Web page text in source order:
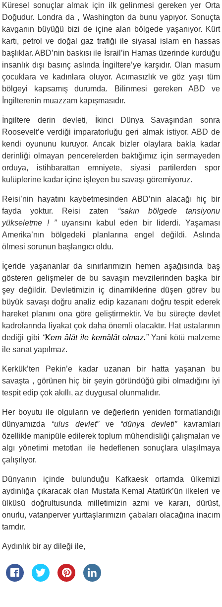
Küresel sonuçlar almak için ilk gelinmesi gereken yer Orta
Doğudur. Londra da , Washington da bunu yapıyor. Sonuçta
kavganın büyüğü bizi de içine alan bölgede yaşanıyor. Kürt
kartı, petrol ve doğal gaz trafiği ile siyasal islam en hassas
başlıklar. ABD’nin baskısı ile İsrail’in Hamas üzerinde kurduğu
insanlık dışı basınç aslında İngiltere’ye karşıdır. Olan masum
çocuklara ve kadınlara oluyor. Acımasızlık ve göz yaşı tüm
bölgeyi kapsamış durumda. Bilinmesi gereken ABD ve
İngilterenin muazzam kapışmasıdır.
İngiltere derin devleti, İkinci Dünya Savaşından sonra
Roosevelt’e verdiği imparatorluğu geri almak istiyor. ABD de
kendi oyununu kuruyor. Ancak bizler olaylara bakla kadar
derinliği olmayan pencerelerden baktığımız için sermayeden
orduya, istihbarattan emniyete, siyasi partilerden spor
kulüplerine kadar içine işleyen bu savaşı göremiyoruz.
Reisi’nin hayatını kaybetmesinden ABD’nin alacağı hiç bir
fayda yoktur. Reisi zaten “sakın bölgede tansiyonu
yükseletme ! ”uyarısını kabul eden bir liderdi. Yaşaması
Amerika’nın bölgedeki planlarına engel değildi. Aslında
ölmesi sorunun başlangıcı oldu.
İçeride yaşananlar da sınırlarımızın hemen aşağısında baş
gösteren gelişmeler de bu savaşın mevzilerinden başka bir
şey değildir. Devletimizin iç dinamiklerine düşen görev bu
büyük savaşı doğru analiz edip kazananı doğru tespit ederek
hareket planını ona göre geliştirmektir. Ve bu süreçte devlet
kadrolarında liyakat çok daha önemli olacaktır. Hat ustalarının
dediği gibi “Kem âlât ile kemâlât olmaz.” Yani kötü malzeme
ile sanat yapılmaz.
Kerkük’ten Pekin’e kadar uzanan bir hatta yaşanan bu
savaşta , görünen hiç bir şeyin göründüğü gibi olmadığını iyi
tespit edip çok akıllı, az duygusal olunmalıdır.
Her boyutu ile olguların ve değerlerin yeniden formatlandığı
dünyamızda “ulus devlet”ve “dünya devleti”
kavramları
özellikle manipüle edilerek toplum mühendisliği çalışmaları ve
algı yönetimi metotları ile hedeflenen sonuçlara ulaşılmaya
çalışılıyor.
Dünyanın içinde bulunduğu Kafkaesk ortamda ülkemizi
aydınlığa çıkaracak olan Mustafa Kemal Atatürk’ün ilkeleri ve
ülküsü doğrultusunda milletimizin azmi ve kararı, dürüst,
onurlu, vatanperver yurttaşlarımızın çabaları olacağına inacım
tamdır.
Aydınlık bir ay dileği ile,